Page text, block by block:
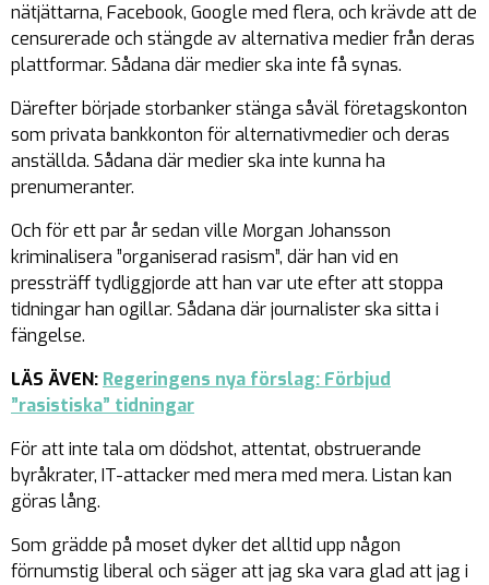
nätjättarna, Facebook, Google med flera, och krävde att de
censurerade och stängde av alternativa medier från deras
plattformar. Sådana där medier ska inte få synas.
Därefter började storbanker stänga såväl företagskonton
som privata bankkonton för alternativmedier och deras
anställda. Sådana där medier ska inte kunna ha
prenumeranter.
Och för ett par år sedan ville Morgan Johansson
kriminalisera ”organiserad rasism”, där han vid en
pressträff tydliggjorde att han var ute efter att stoppa
tidningar han ogillar. Sådana där journalister ska sitta i
fängelse.
LÄS ÄVEN: Regeringens nya förslag: Förbjud
”rasistiska” tidningar
För att inte tala om dödshot, attentat, obstruerande
byråkrater, IT-attacker med mera med mera. Listan kan
göras lång.
Som grädde på moset dyker det alltid upp någon
förnumstig liberal och säger att jag ska vara glad att jag i